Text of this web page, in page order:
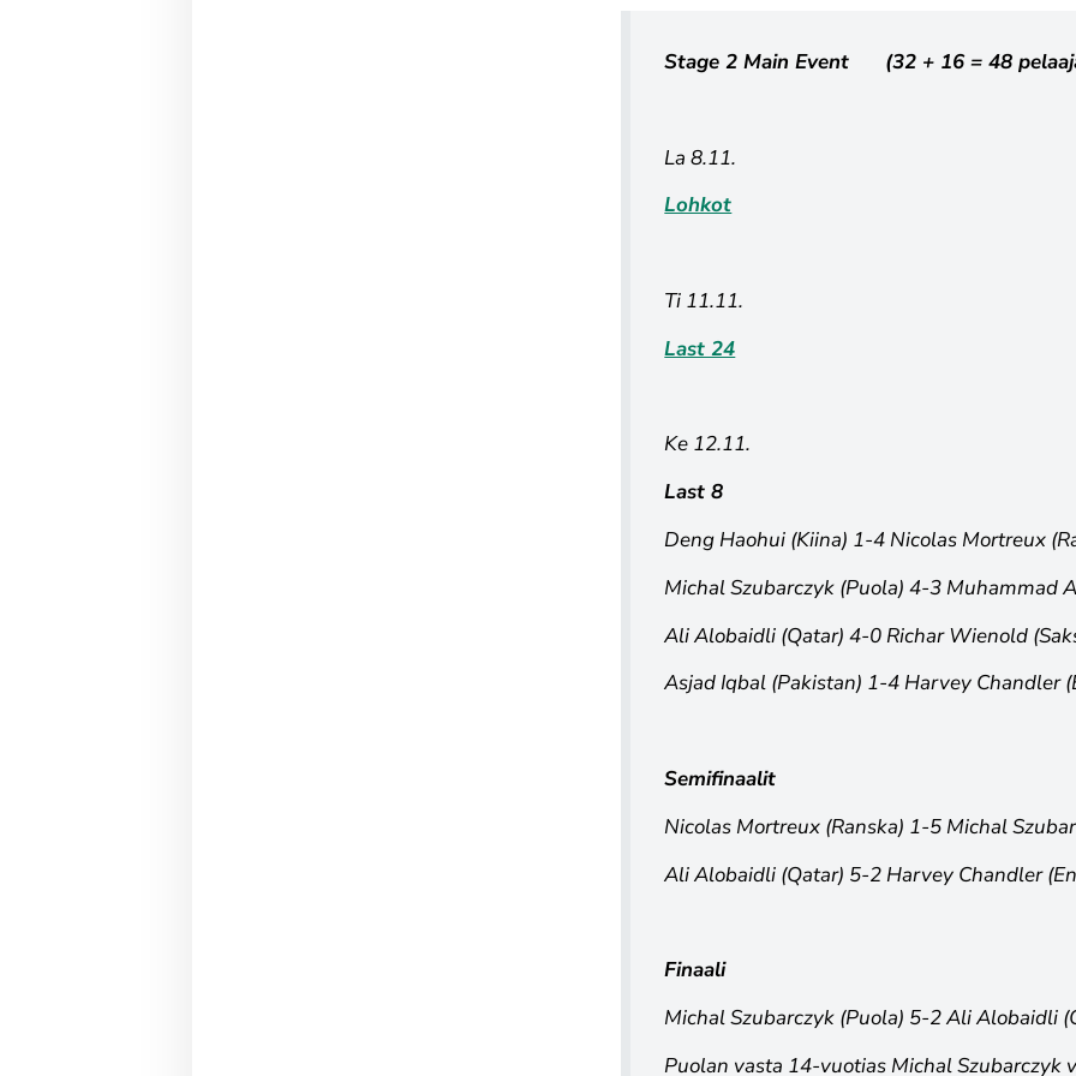
Stage 2 Main Event (32 + 16 = 48
La 8.11.
Lohkot
Ti 11.11.
Last 24
Ke 12.11.
Last 8
Deng Haohui (Kiina) 1-4 Nicolas Mortreux
Michal Szubarczyk (Puola) 4-3 Muhammad
Ali Alobaidli (Qatar) 4-0 Richar Wienold
Asjad Iqbal (Pakistan) 1-4 Harvey Chandler
Semifinaalit
Nicolas Mortreux (Ranska) 1-5 Michal
Ali Alobaidli (Qatar) 5-2 Harvey Chandler
Finaali
Michal Szubarczyk (Puola) 5-2 Ali Alobaidli
Puolan vasta 14-vuotias Michal Szubarczyk